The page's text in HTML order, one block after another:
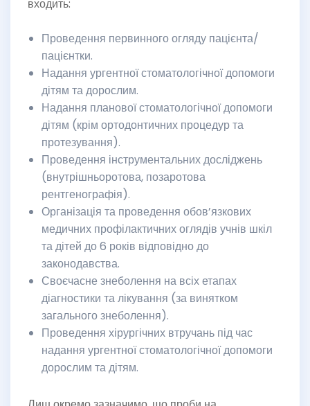
входить:
Проведення первинного огляду пацієнта/
пацієнтки.
Надання ургентної стоматологічної допомоги
дітям та дорослим.
Надання планової стоматологічної допомоги
дітям (крім ортодонтичних процедур та
протезування).
Проведення інструментальних досліджень
(внутрішньоротова, позаротова
рентгенографія).
Організація та проведення обов’язкових
медичних профілактичних оглядів учнів шкіл
та дітей до 6 років відповідно до
законодавства.
Своєчасне знеболення на всіх етапах
діагностики та лікування (за винятком
загального знеболення).
Проведення хірургічних втручань під час
надання ургентної стоматологічної допомоги
дорослим та дітям.